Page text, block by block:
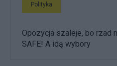
Polityka
Opozycja szaleje, bo rzad
SAFE! A idą wybory